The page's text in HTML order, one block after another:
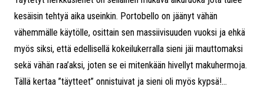
kesäisin tehtyä aika useinkin. Portobello on jäänyt vähän
vähemmälle käytölle, osittain sen massiivisuuden vuoksi ja ehkä
myös siksi, että edellisellä kokeilukerralla sieni jäi mauttomaksi
sekä vähän raa’aksi, joten se ei mitenkään hivellyt makuhermoja.
Tällä kertaa ”täytteet” onnistuivat ja sieni oli myös kypsä!...